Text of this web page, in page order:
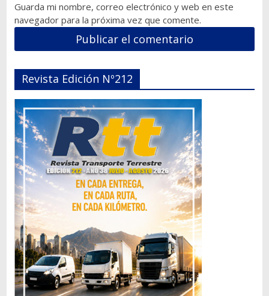
Guarda mi nombre, correo electrónico y web en este
navegador para la próxima vez que comente.
Revista Edición Nº212